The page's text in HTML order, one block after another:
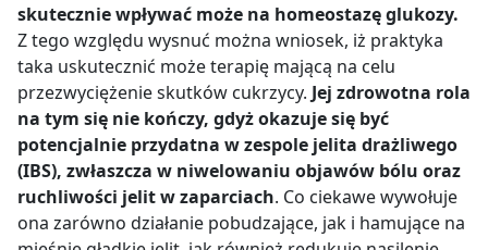
skutecznie wpływać może na homeostazę glukozy.
Z tego względu wysnuć można wniosek, iż praktyka
taka uskutecznić może terapię mającą na celu
przezwyciężenie skutków cukrzycy. Jej zdrowotna rola
na tym się nie kończy, gdyż okazuje się być
potencjalnie przydatna w zespole jelita drażliwego
(IBS), zwłaszcza w niwelowaniu objawów bólu oraz
ruchliwości jelit w zaparciach. Co ciekawe wywołuje
ona zarówno działanie pobudzające, jak i hamujące na